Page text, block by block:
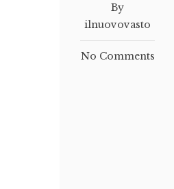
By
ilnuovovasto
No Comments